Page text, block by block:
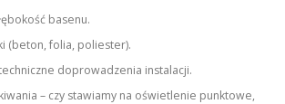
basenu.
(beton, folia, poliester).
doprowadzenia instalacji.
– czy stawiamy na oświetlenie punktowe,